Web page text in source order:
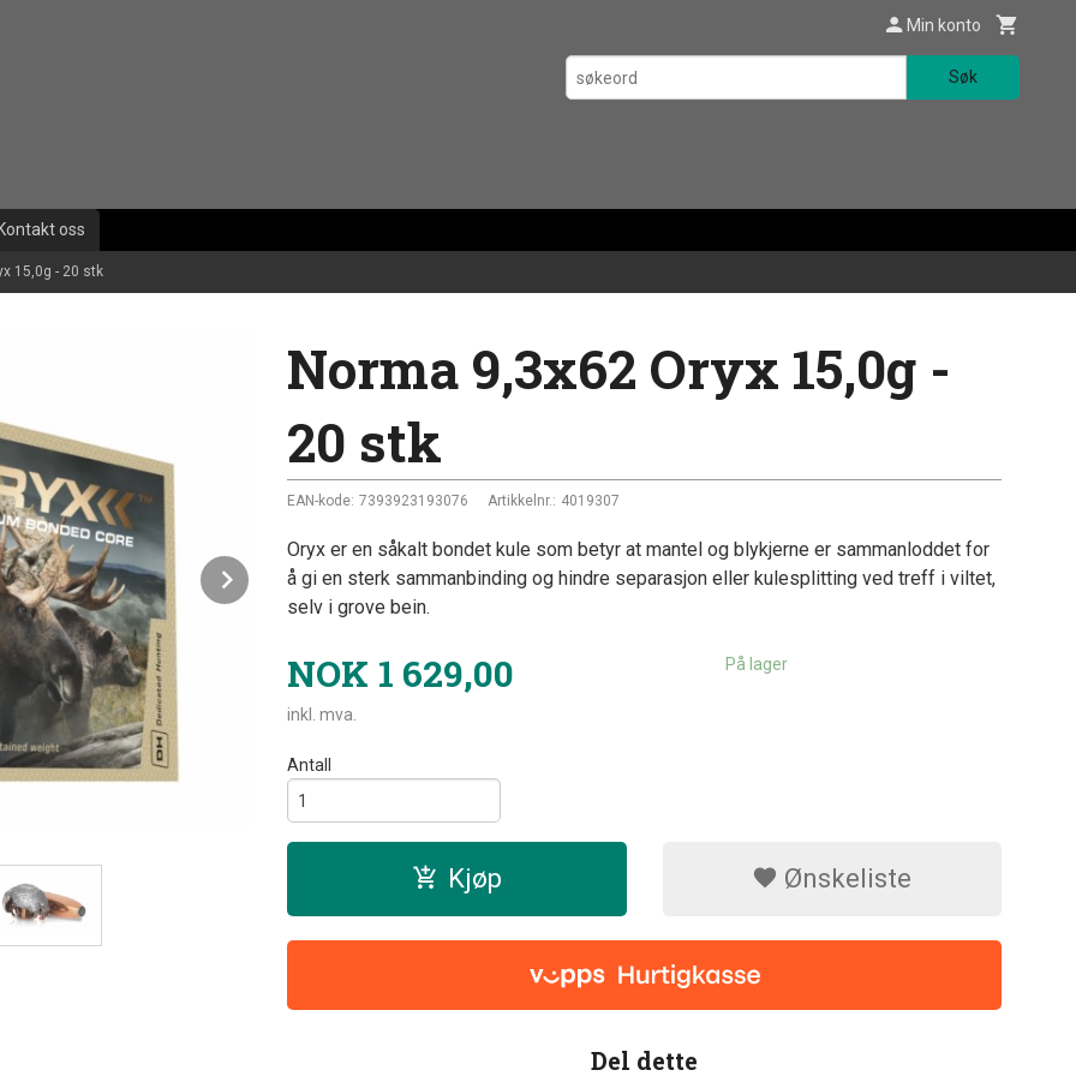
Min konto
Søk
oss
15,0g - 20 stk
Next
Norma 9,3x62 Oryx 15,0g -
20 stk
EAN-kode: 7393923193076 Artikkelnr.: 4019307
Oryx er en såkalt bondet kule som betyr at mantel og blykjerne er sammanloddet for
å gi en sterk sammanbinding og hindre separasjon eller kulesplitting ved treff i viltet,
selv i grove bein.
NOK 1 629,00
inkl. mva.
På lager
Antall
Kjøp Ønskeliste
Del dette